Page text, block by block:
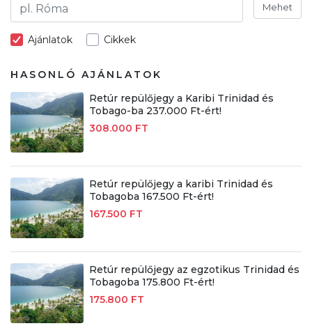
Mehet
Ajánlatok Cikkek
HASONLÓ AJÁNLATOK
Retúr repülőjegy a Karibi Trinidad és
Tobago-ba 237.000 Ft-ért!
308.000 FT
Retúr repülőjegy a karibi Trinidad és
Tobagoba 167.500 Ft-ért!
167.500 FT
Retúr repülőjegy az egzotikus Trinidad és
Tobagoba 175.800 Ft-ért!
175.800 FT